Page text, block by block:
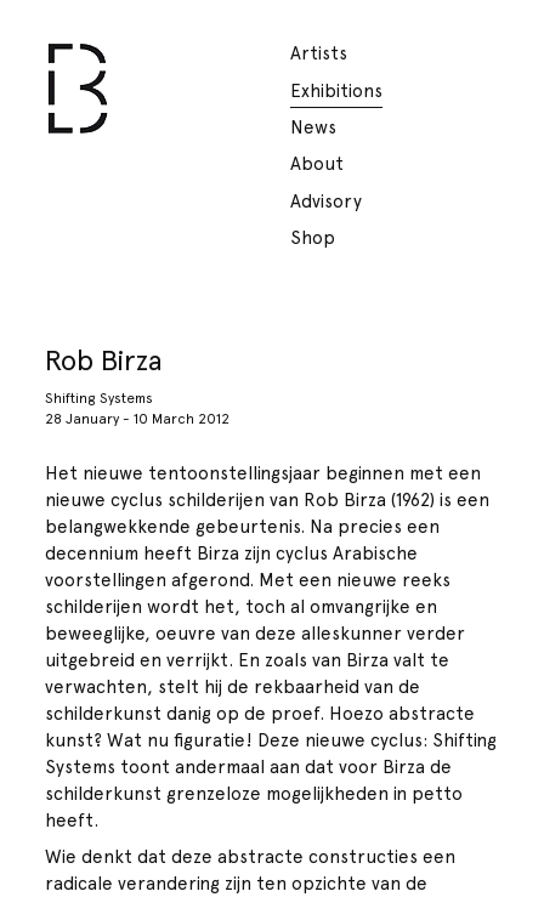
Artists
Exhibitions
News
About
Advisory
Shop
Rob Birza
Shifting Systems
28 January - 10 March 2012
Het nieuwe tentoonstellingsjaar beginnen met een
nieuwe cyclus schilderijen van Rob Birza (1962) is een
belangwekkende gebeurtenis. Na precies een
decennium heeft Birza zijn cyclus Arabische
voorstellingen afgerond. Met een nieuwe reeks
schilderijen wordt het, toch al omvangrijke en
beweeglijke, oeuvre van deze alleskunner verder
uitgebreid en verrijkt. En zoals van Birza valt te
verwachten, stelt hij de rekbaarheid van de
schilderkunst danig op de proef. Hoezo abstracte
kunst? Wat nu figuratie! Deze nieuwe cyclus: Shifting
Systems toont andermaal aan dat voor Birza de
schilderkunst grenzeloze mogelijkheden in petto
heeft.
Wie denkt dat deze abstracte constructies een
radicale verandering zijn ten opzichte van de